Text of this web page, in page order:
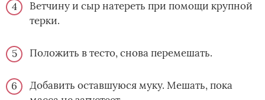
Ветчину и сыр натереть при помощи крупной
терки.
Положить в тесто, снова перемешать.
Добавить оставшуюся муку. Мешать, пока